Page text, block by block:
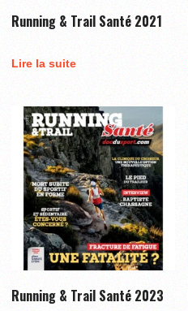
Running & Trail Santé 2021
Lire la suite
Running & Trail Santé 2023